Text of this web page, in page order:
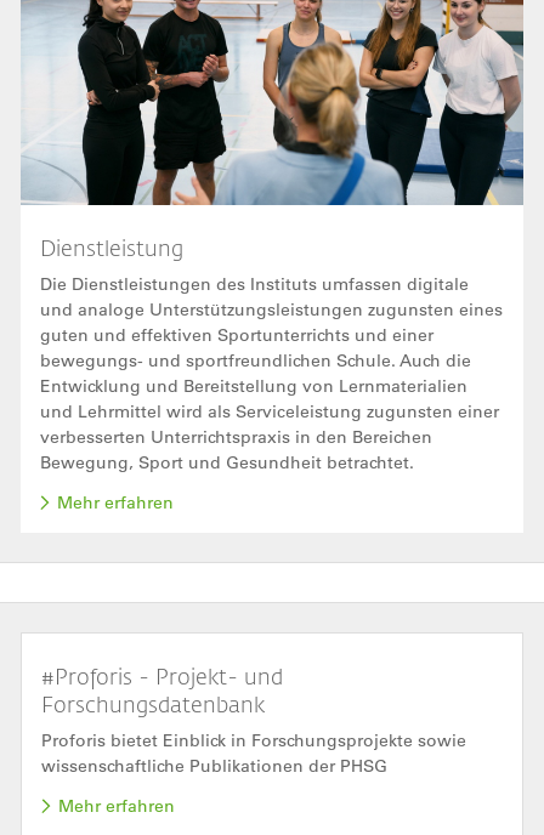
Dienstleistung
Die Dienstleistungen des Instituts umfassen digitale
und analoge Unterstützungsleistungen zugunsten eines
guten und effektiven Sportunterrichts und einer
bewegungs- und sportfreundlichen Schule. Auch die
Entwicklung und Bereitstellung von Lernmaterialien
und Lehrmittel wird als Serviceleistung zugunsten einer
verbesserten Unterrichtspraxis in den Bereichen
Bewegung, Sport und Gesundheit betrachtet.
Mehr erfahren
#Proforis - Projekt- und
Forschungsdatenbank
Proforis bietet Einblick in Forschungsprojekte sowie
wissenschaftliche Publikationen der PHSG
Mehr erfahren